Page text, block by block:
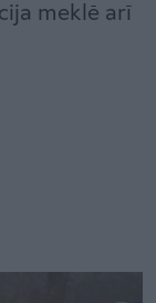
meklē arī